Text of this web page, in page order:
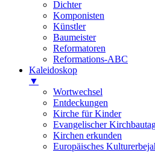
Dichter
Komponisten
Künstler
Baumeister
Reformatoren
Reformations-ABC
Kaleidoskop
▼
Wortwechsel
Entdeckungen
Kirche für Kinder
Evangelischer
Kirchen erkunden
Europäisches